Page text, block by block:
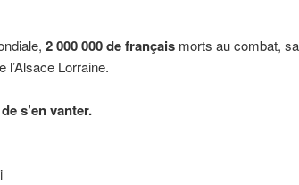
2 000 000 de françaismorts au combat,
l’Alsace Lorraine.
s’en vanter.